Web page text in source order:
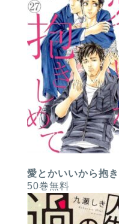
愛とかいいから抱
50巻無料